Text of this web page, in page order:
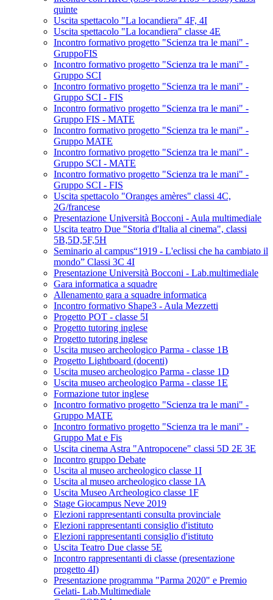
quinte
Uscita spettacolo "La locandiera" 4F, 4I
Uscita spettacolo "La locandiera" classe 4E
Incontro formativo progetto "Scienza tra le mani" -
GruppoFIS
Incontro formativo progetto "Scienza tra le mani" -
Gruppo SCI
Incontro formativo progetto "Scienza tra le mani" -
Gruppo SCI - FIS
Incontro formativo progetto "Scienza tra le mani" -
Gruppo FIS - MATE
Incontro formativo progetto "Scienza tra le mani" -
Gruppo MATE
Incontro formativo progetto "Scienza tra le mani" -
Gruppo SCI - MATE
Incontro formativo progetto "Scienza tra le mani" -
Gruppo SCI - FIS
Uscita spettacolo "Oranges amères" classi 4C,
2G/francese
Presentazione Università Bocconi - Aula multimediale
Uscita teatro Due "Storia d'Italia al cinema", classi
5B,5D,5F,5H
Seminario al campus“1919 - L'eclissi che ha cambiato il
mondo” Classi 3C 4I
Presentazione Università Bocconi - Lab.multimediale
Gara informatica a squadre
Allenamento gara a squadre informatica
Incontro formativo Shape3 - Aula Mezzetti
Progetto POT - classe 5I
Progetto tutoring inglese
Progetto tutoring inglese
Uscita museo archeologico Parma - classe 1B
Progetto Lightboard (docenti)
Uscita museo archeologico Parma - classe 1D
Uscita museo archeologico Parma - classe 1E
Formazione tutor inglese
Incontro formativo progetto "Scienza tra le mani" -
Gruppo MATE
Incontro formativo progetto "Scienza tra le mani" -
Gruppo Mat e Fis
Uscita cinema Astra "Antropocene" classi 5D 2E 3E
Incontro gruppo Debate
Uscita al museo archeologico classe 1I
Uscita al museo archeologico classe 1A
Uscita Museo Archeologico classe 1F
Stage Giocampus Neve 2019
Elezioni rappresentanti consulta provinciale
Elezioni rappresentanti consiglio d'istituto
Elezioni rappresentanti consiglio d'istituto
Uscita Teatro Due classe 5E
Incontro rappresentanti di classe (presentazione
progetto 4I)
Presentazione programma "Parma 2020" e Premio
Gelati- Lab.Multimediale